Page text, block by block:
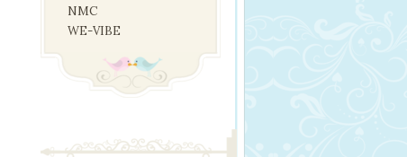
NMC
WE-VIBE